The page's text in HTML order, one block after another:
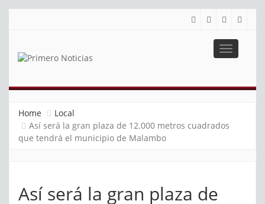
Toggle
Home
Local
Así será la gran plaza de 12.000 metros cuadrados
que tendrá el municipio de Malambo
Así será la gran plaza de